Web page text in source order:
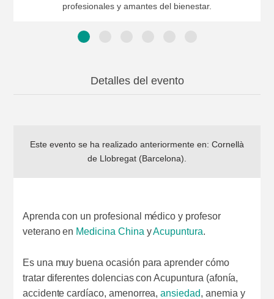
profesionales y amantes del bienestar.
Detalles del evento
Este evento se ha realizado anteriormente en: Cornellà
de Llobregat (Barcelona)
Aprenda con un profesional médico y profesor
veterano en Medicina China yAcupuntura.
Es una muy buena ocasión para aprender cómo
tratar diferentes dolencias con Acupuntura (afonía,
accidente cardíaco, amenorrea,ansiedad, anemia y